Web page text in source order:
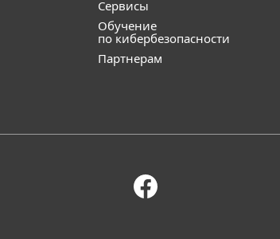
Сервисы
Обучение
по кибербезопасности
Партнерам